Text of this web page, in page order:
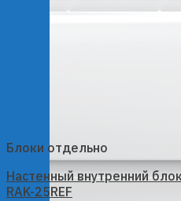
Блоки отдельно
Настенный внутренний
RAK-25REF